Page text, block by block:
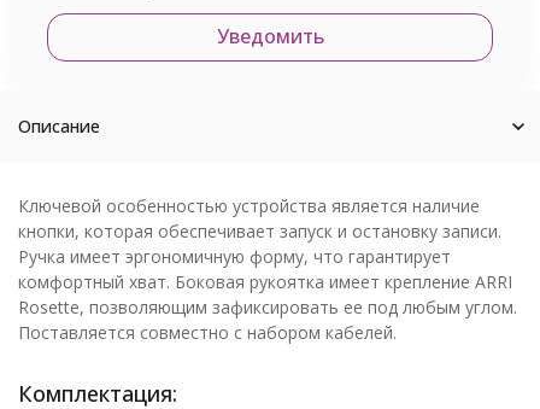
Уведомить
Описание
Ключевой особенностью устройства является наличие
кнопки, которая обеспечивает запуск и остановку записи.
Ручка имеет эргономичную форму, что гарантирует
комфортный хват. Боковая рукоятка имеет крепление ARRI
Rosette, позволяющим зафиксировать ее под любым углом.
Поставляется совместно с набором кабелей.
Комплектация: